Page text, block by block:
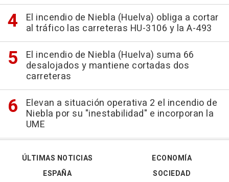
El incendio de Niebla (Huelva) obliga a cortar
al tráfico las carreteras HU-3106 y la A-493
El incendio de Niebla (Huelva) suma 66
desalojados y mantiene cortadas dos
carreteras
Elevan a situación operativa 2 el incendio de
Niebla por su "inestabilidad" e incorporan la
UME
ÚLTIMAS NOTICIAS
ESPAÑA
ECONOMÍA
SOCIEDAD